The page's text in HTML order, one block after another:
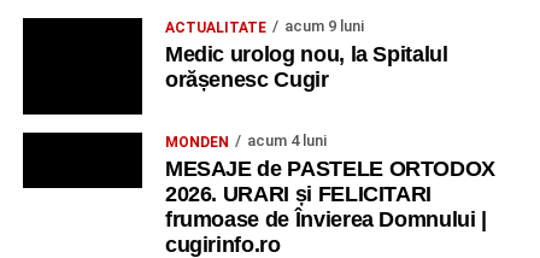
ACTUALITATE acum 9 luni
Medic urolog nou, la Spitalul
orășenesc Cugir
MONDEN acum 4 luni
MESAJE de PASTELE ORTODOX
2026. URARI și FELICITARI
frumoase de Învierea Domnului |
cugirinfo.ro